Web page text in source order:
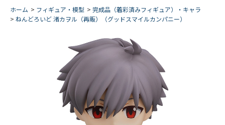
ホーム > フィギュア・模型 > 完成品（着彩済みフィギュア）・キャラ
> ねんどろいど 渚カヲル（再販）（グッドスマイルカンパニー）